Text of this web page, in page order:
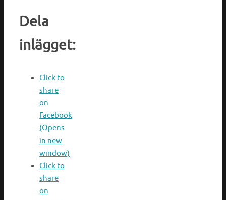
Dela
inlägget:
Click to
share
on
Facebook
(Opens
in new
window)
Click to
share
on